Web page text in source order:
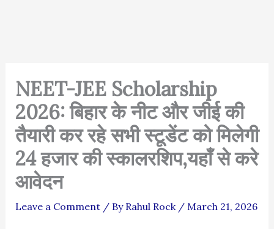
NEET-JEE Scholarship
2026: बिहार के नीट और जीई की
तैयारी कर रहे सभी स्टूडेंट को मिलेगी
24 हजार की स्कालरशिप,यहाँ से करे
आवेदन
Leave a Comment / By Rahul Rock / March 21, 2026